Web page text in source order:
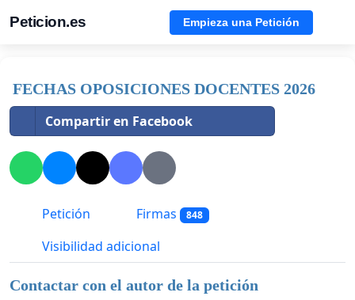
Peticion.es Empieza una Petición
FECHAS OPOSICIONES DOCENTES 2026
Compartir en Facebook
Petición Firmas 848
Visibilidad adicional
Contactar con el autor de la petición